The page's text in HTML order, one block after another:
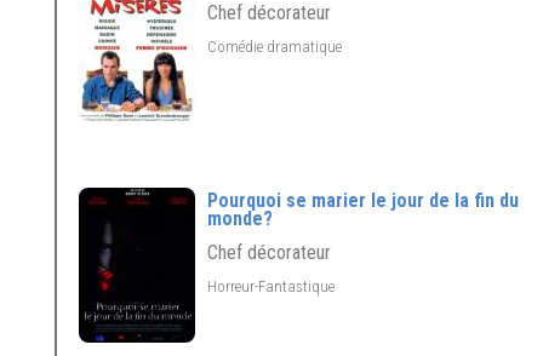
Chef décorateur
Comédie dramatique
Pourquoi se marier le jour de la fin du
monde?
Chef décorateur
Horreur-Fantastique